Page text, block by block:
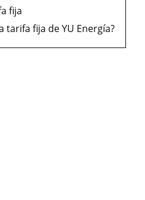
fija
tarifa fija de YU Energía?